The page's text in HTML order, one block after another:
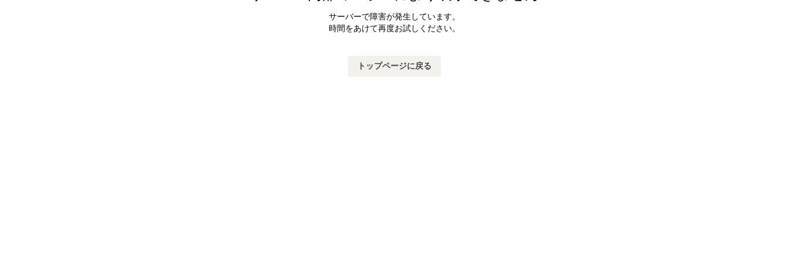
サーバーで障害が発生しています。
時間をあけて再度お試しください。
トップページに戻る